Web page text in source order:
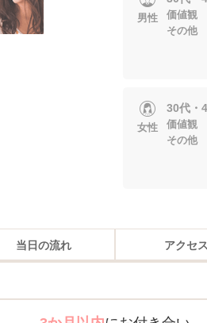
男性
価値観
その他
女性
30代・
価値観
その他
当日の流れ アクセス